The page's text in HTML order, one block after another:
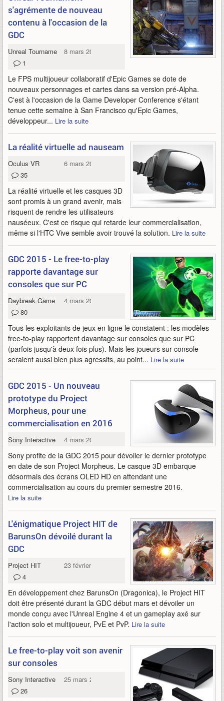
s'agrémente de nouveau
contenu à l'occasion de la
GDC
Unreal Tournament
8 mars 2015
1
Le FPS multijoueur collaboratif d'Epic Games se dote de
nouveaux personnages et cartes dans sa version pré-Alpha.
C'est à l'occasion de la Game Developer Conference s'étant
tenue cette semaine à San Francisco qu'Epic Games,
développeur... Lire la suite
La réalité virtuelle ad nauseam
Oculus VR
6 mars 2015
35
La réalité virtuelle et les casques 3D
sont promis à un grand avenir, mais
risquent de rendre les utilisateurs
nauséeux. C'est ce risque qui retarde leur commercialisation,
même si l'HTC Vive semble avoir trouvé la solution. Lire la suite
GDC 2015 - Le free-to-play
rapporte davantage sur
consoles que sur PC
Daybreak Game Company
4 mars 2015
80
Tous les exploitants de jeux en ligne le constatent : les modèles
free-to-play rapportent davantage sur consoles que sur PC
(parfois jusqu'à deux fois plus). Mais les joueurs sur console
seraient aussi bien plus agressifs, au point... Lire la suite
GDC 2015 - Un nouveau
prototype du Project
Morpheus, pour une
commercialisation en 2016
Sony Interactive Entertainment
4 mars 2015
Sony profite de la GDC 2015 pour dévoiler le dernier prototype
en date de son Project Morpheus. Le casque 3D embarque
désormais des écrans OLED HD en attendant une
commercialisation au cours du premier semestre 2016.
Lire la suite
L'énigmatique Project HIT de
BarunsOn dévoilé durant la
GDC
Project HIT
23 février 2015
4
En développement chez BarunsOn (Dragonica), le Project HIT
doit être présenté durant la GDC début mars et dévoiler un
monde conçu avec l'Unreal Engine 4 et un gameplay axé sur
l'action solo et multijoueur, PvE et PvP. Lire la suite
Le free-to-play voit son avenir
sur consoles
Sony Interactive Entertainment
25 mars 2014
26